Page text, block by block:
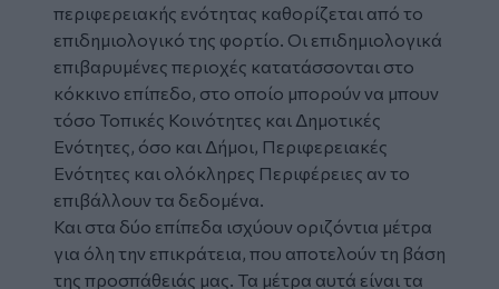
περιφερειακής ενότητας καθορίζεται από το
επιδημιολογικό της φορτίο. Οι επιδημιολογικά
επιβαρυμένες περιοχές κατατάσσονται στο
κόκκινο επίπεδο, στο οποίο μπορούν να μπουν
τόσο Τοπικές Κοινότητες και Δημοτικές
Ενότητες, όσο και Δήμοι, Περιφερειακές
Ενότητες και ολόκληρες Περιφέρειες αν το
επιβάλλουν τα δεδομένα.
Και στα δύο επίπεδα ισχύουν οριζόντια μέτρα
για όλη την επικράτεια, που αποτελούν τη βάση
της προσπάθειάς μας. Τα μέτρα αυτά είναι τα